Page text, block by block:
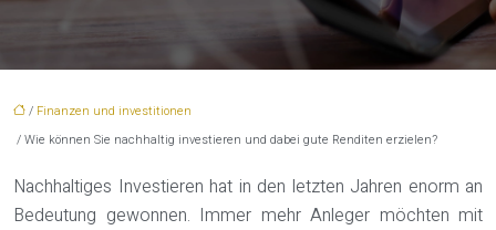
/ Finanzen und investitionen
/ Wie können Sie nachhaltig investieren und dabei gute Renditen erzielen?
Nachhaltiges Investieren hat in den letzten Jahren enorm an
Bedeutung gewonnen. Immer mehr Anleger möchten mit